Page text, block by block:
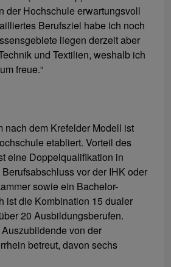
der Hochschule erwartungsvoll
Berufsziel habe ich noch
liegen derzeit aber
und Textilien, weshalb ich
freue.“
nach dem Krefelder Modell ist
etabliert. Vorteil des
eine Doppelqualifikation in
vor der IHK oder
sowie ein Bachelor-
ist die Kombination 15 dualer
20 Ausbildungsberufen.
von der
betreut, davon sechs